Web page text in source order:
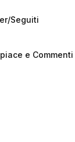
Seguiti
e Commenti